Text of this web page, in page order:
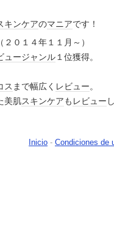
キンケアのマニアです！
２０１４年１１月～）
ュージャンル１位獲得。
ス まで幅広く レビュー。
美肌スキンケアも レビュー
Inicio - Condiciones de